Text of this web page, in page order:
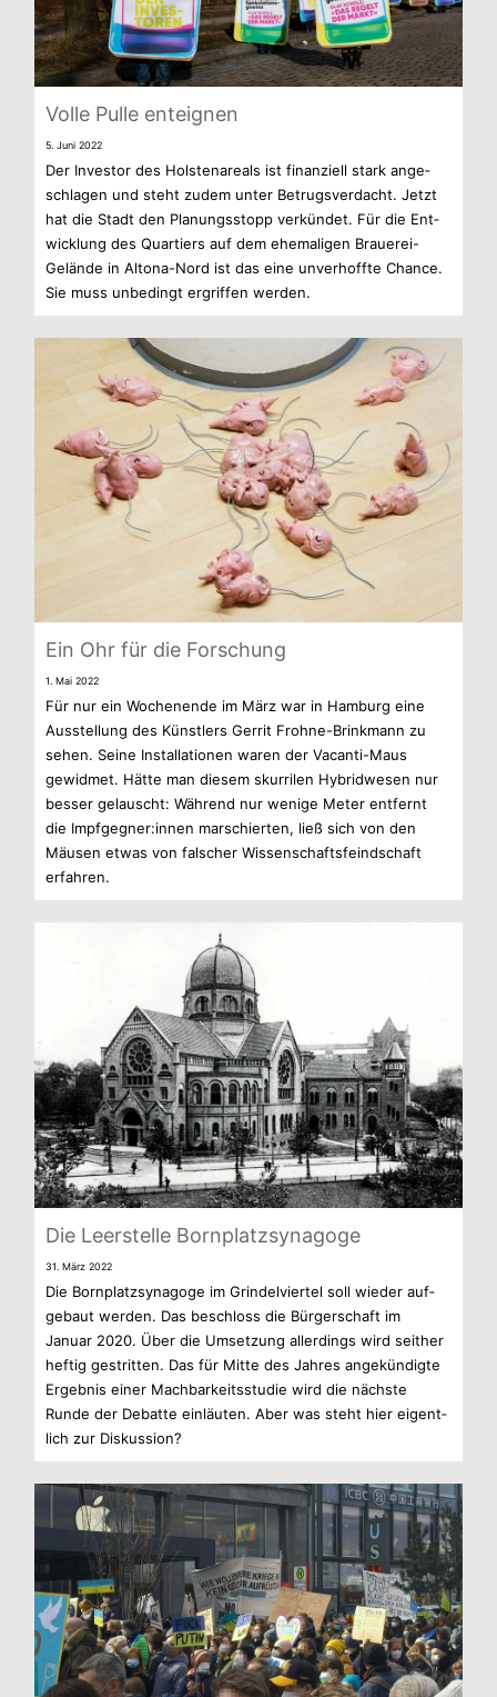
Volle Pulle enteignen
5. Juni 2022
Der Inves­tor des Hols­ten­are­als ist finan­zi­ell stark ange­
schla­gen und steht zudem unter Betrugs­ver­dacht. Jetzt
hat die Stadt den Pla­nungs­stopp ver­kün­det. Für die Ent­
wick­lung des Quar­tiers auf dem ehe­ma­li­gen Brauerei-
Gelände in Altona-Nord ist das eine unver­hoffte Chance.
Sie muss unbe­dingt ergrif­fen werden.
Ein Ohr für die Forschung
1. Mai 2022
Für nur ein Wochen­ende im März war in Ham­burg eine
Aus­stel­lung des Künst­lers Ger­rit Frohne-Brinkmann zu
sehen. Seine Instal­la­tio­nen waren der Vacanti-Maus
gewid­met. Hätte man die­sem skur­ri­len Hybrid­we­sen nur
bes­ser gelauscht: Wäh­rend nur wenige Meter ent­fernt
die Impfgegner:innen mar­schier­ten, ließ sich von den
Mäu­sen etwas von fal­scher Wis­sen­schafts­feind­schaft
erfahren.
Die Leer­stelle Bornplatzsynagoge
31. März 2022
Die Born­platz­syn­agoge im Grin­del­vier­tel soll wie­der auf­
ge­baut wer­den. Das beschloss die Bür­ger­schaft im
Januar 2020. Über die Umset­zung aller­dings wird seit­her
hef­tig gestrit­ten. Das für Mitte des Jah­res ange­kün­digte
Ergeb­nis einer Mach­bar­keits­stu­die wird die nächste
Runde der Debatte ein­läu­ten. Aber was steht hier eigent­
lich zur Diskussion?